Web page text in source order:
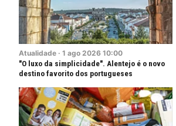
Atualidade · 1 ago 2026 10:00
"O luxo da simplicidade". Alentejo é o novo
destino favorito dos portugueses